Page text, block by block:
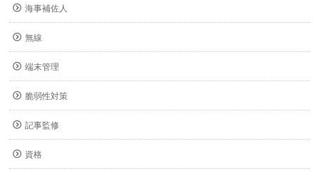
海事補佐人
無線
端末管理
脆弱性対策
記事監修
資格